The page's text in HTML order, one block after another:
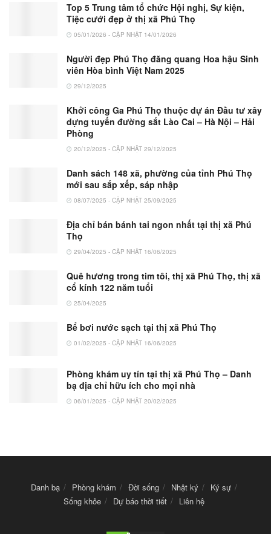
Top 5 Trung tâm tổ chức Hội nghị, Sự kiện,
Tiệc cưới đẹp ở thị xã Phú Thọ
05/01/2026 - CẬP NHẬT 14/01/2026
Người đẹp Phú Thọ đăng quang Hoa hậu Sinh
viên Hòa bình Việt Nam 2025
29/12/2025
Khởi công Ga Phú Thọ thuộc dự án Đầu tư xây
dựng tuyến đường sắt Lào Cai – Hà Nội – Hải
Phòng
20/12/2025 - CẬP NHẬT 29/12/2025
Danh sách 148 xã, phường của tỉnh Phú Thọ
mới sau sắp xếp, sáp nhập
08/07/2025 - CẬP NHẬT 25/09/2025
Địa chỉ bán bánh tai ngon nhất tại thị xã Phú
Thọ
29/04/2025 - CẬP NHẬT 16/06/2025
Quê hương trong tim tôi, thị xã Phú Thọ, thị xã
cổ kính 122 năm tuổi
25/04/2025
Bể bơi nước sạch tại thị xã Phú Thọ
01/02/2025 - CẬP NHẬT 16/06/2025
Phòng khám uy tín tại thị xã Phú Thọ – Danh
bạ địa chỉ hữu ích cho mọi nhà
06/01/2025 - CẬP NHẬT 20/02/2025
Danh bạ Phòng khám Đời sống Nhật ký
Ký sự
Sống khỏe
Dự báo thời tiết Liên hệ